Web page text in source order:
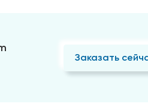
Заказать